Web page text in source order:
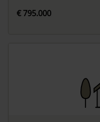
€ 795.000